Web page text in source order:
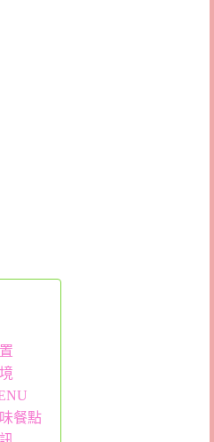
餐點